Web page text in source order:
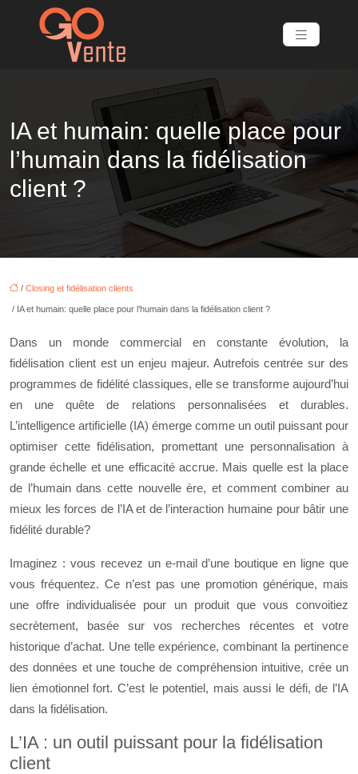
IA et humain: quelle place pour
l’humain dans la fidélisation
client ?
/ Closing et fidélisation clients
/ IA et humain: quelle place pour l’humain dans la fidélisation client ?
Dans un monde commercial en constante évolution, la
fidélisation client est un enjeu majeur. Autrefois centrée sur des
programmes de fidélité classiques, elle se transforme aujourd’hui
en une quête de relations personnalisées et durables.
L’intelligence artificielle (IA) émerge comme un outil puissant pour
optimiser cette fidélisation, promettant une personnalisation à
grande échelle et une efficacité accrue. Mais quelle est la place
de l’humain dans cette nouvelle ère, et comment combiner au
mieux les forces de l’IA et de l’interaction humaine pour bâtir une
fidélité durable?
Imaginez : vous recevez un e-mail d’une boutique en ligne que
vous fréquentez. Ce n’est pas une promotion générique, mais
une offre individualisée pour un produit que vous convoitiez
secrètement, basée sur vos recherches récentes et votre
historique d’achat. Une telle expérience, combinant la pertinence
des données et une touche de compréhension intuitive, crée un
lien émotionnel fort. C’est le potentiel, mais aussi le défi, de l’IA
dans la fidélisation.
L’IA : un outil puissant pour la fidélisation
client